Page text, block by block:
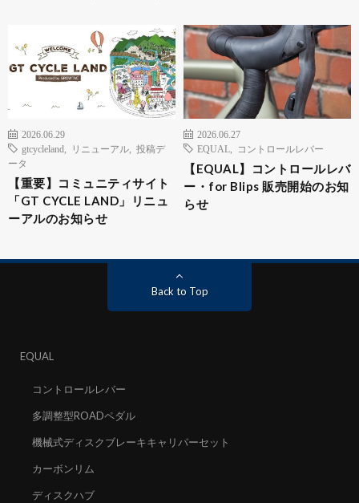
2026.06.29
gtcycleland
リニューアル
投稿デ
ータ
【重要】コミュニティサイト
「GT CYCLE LAND」リニュ
ーアルのお知らせ
2026.06.27
EQUAL
コントロールレバー
【EQUAL】コントロールレバ
ー・for Blips 販売開始のお知
らせ
Back to Top
EQUAL
コントロールレバー
多調整型ROADペダル
機械式ディスクブレーキキャリパーセット
カーボンリム
ディスクハブ